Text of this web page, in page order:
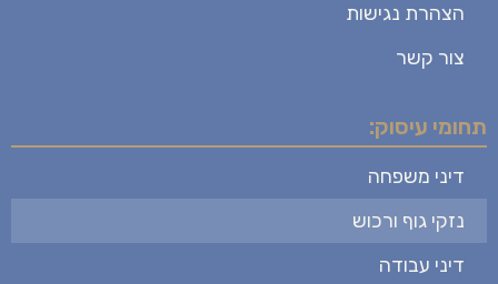
הצהרת נגישות
צור קשר
תחומי עיסוק:
דיני משפחה
נזקי גוף ורכוש
דיני עבודה